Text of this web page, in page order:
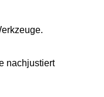
nachjustiert